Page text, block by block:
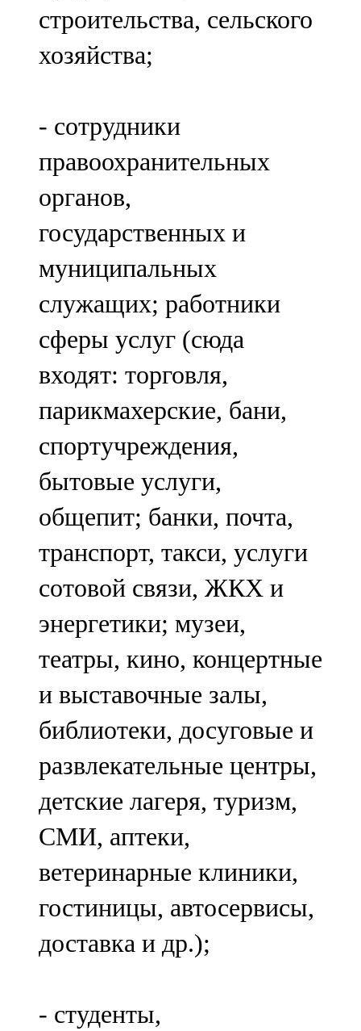
строительства, сельского
хозяйства;
- сотрудники
правоохранительных
органов,
государственных и
муниципальных
служащих; работники
сферы услуг (сюда
входят: торговля,
парикмахерские, бани,
спортучреждения,
бытовые услуги,
общепит; банки, почта,
транспорт, такси, услуги
сотовой связи, ЖКХ и
энергетики; музеи,
театры, кино, концертные
и выставочные залы,
библиотеки, досуговые и
развлекательные центры,
детские лагеря, туризм,
СМИ, аптеки,
ветеринарные клиники,
гостиницы, автосервисы,
доставка и др.);
- студенты,